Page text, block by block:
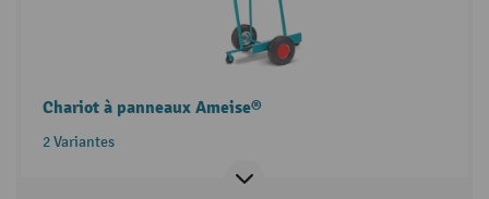
Chariot à panneaux Ameise®
2 Variantes